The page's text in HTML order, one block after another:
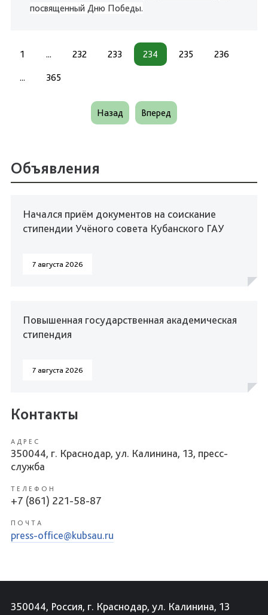
посвященный Дню Победы.
1 ... 232 233 234 235 236
... 365
Назад Вперед
Объявления
Начался приём документов на соискание
стипендии Учёного совета Кубанского ГАУ
7 августа 2026
Повышенная государственная академическая
стипендия
7 августа 2026
Контакты
АДРЕС
350044, г. Краснодар, ул. Калинина, 13, пресс-
служба
ТЕЛЕФОН
+7 (861) 221-58-87
ПОЧТА
press-office@kubsau.ru
350044, Россия, г. Краснодар, ул. Калинина, 13